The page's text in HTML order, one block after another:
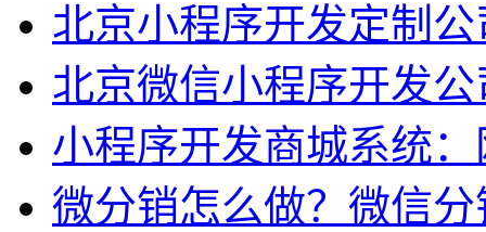
北京小程序开发定制
北京微信小程序开发
小程序开发商城系统
微分销怎么做？微信